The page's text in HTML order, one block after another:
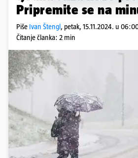
Pripremite se na
Piše Ivan Štengl, petak, 15.11.2024. u
Čitanje članka: 2 min